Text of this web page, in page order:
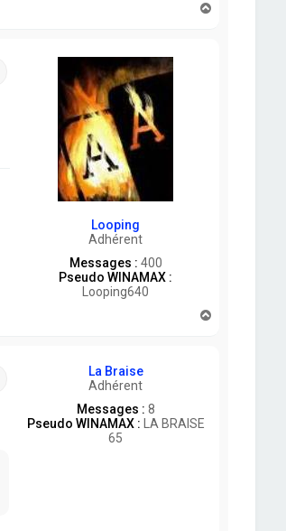
Looping
Adhérent
Messages : 400
Pseudo WINAMAX :
Looping640
La Braise
Adhérent
Messages : 8
Pseudo WINAMAX : LA BRAISE
65